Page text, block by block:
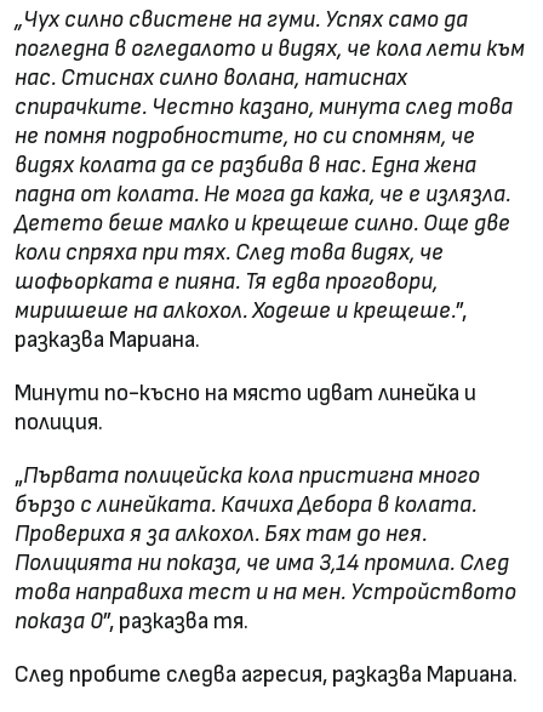
„Чух силно свистене на гуми. Успях само да
погледна в огледалото и видях, че кола лети към
нас. Стиснах силно волана, натиснах
спирачките. Честно казано, минута след това
не помня подробностите, но си спомням, че
видях колата да се разбива в нас. Една жена
падна от колата. Не мога да кажа, че е излязла.
Детето беше малко и крещеше силно. Още две
коли спряха при тях. След това видях, че
шофьорката е пияна. Тя едва проговори,
миришеше на алкохол. Ходеше и крещеше.”,
разказва Мариана.
Минути по-късно на място идват линейка и
полиция.
„Първата полицейска кола пристигна много
бързо с линейката. Качиха Дебора в колата.
Провериха я за алкохол. Бях там до нея.
Полицията ни показа, че има 3,14 промила. След
това направиха тест и на мен. Устройството
показа 0”, разказва тя.
След пробите следва агресия, разказва Мариана.